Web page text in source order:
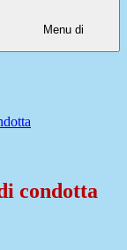
Menu di
condotta